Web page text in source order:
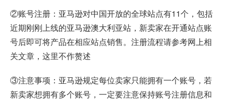
②账号注册：亚马逊对中国开放的全球站点有11个，包括
近期刚刚上线的亚马逊澳大利亚站，新卖家在开通站点账
号后即可将产品在相应站点销售。注册流程请参考网上相
关文章，这里不作赘述
③注意事项：亚马逊规定每位卖家只能拥有一个账号，若
新卖家想拥有多个账号，一定要注意保持账号注册信息和